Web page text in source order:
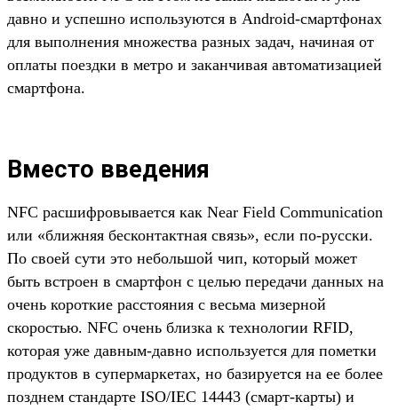
давно и успешно используются в Android-смартфонах
для выполнения множества разных задач, начиная от
оплаты поездки в метро и заканчивая автоматизацией
смартфона.
Вместо введения
NFC расшифровывается как Near Field Communication
или «ближняя бесконтактная связь», если по-русски.
По своей сути это небольшой чип, который может
быть встроен в смартфон с целью передачи данных на
очень короткие расстояния с весьма мизерной
скоростью. NFC очень близка к технологии RFID,
которая уже давным-давно используется для пометки
продуктов в супермаркетах, но базируется на ее более
позднем стандарте ISO/IEC 14443 (смарт-карты) и